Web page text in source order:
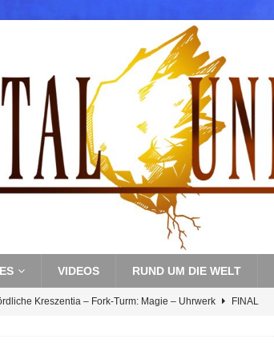
VIDEOS RUND UM DIE WELT
Kreszentia – Fork-Turm: Magie – Uhrwerk FINAL